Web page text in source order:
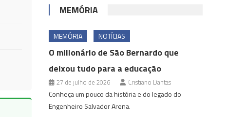
MEMÓRIA
MEMÓRIA NOTÍCIAS
O milionário de São Bernardo que
deixou tudo para a educação
27 de julho de 2026 Cristiano Dantas
Conheça um pouco da história e do legado do
Engenheiro Salvador Arena.